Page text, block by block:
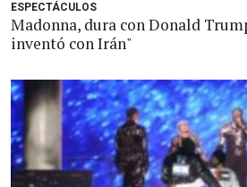
ESPECTÁCULOS
Madonna, dura con Donald
inventó con Irán"